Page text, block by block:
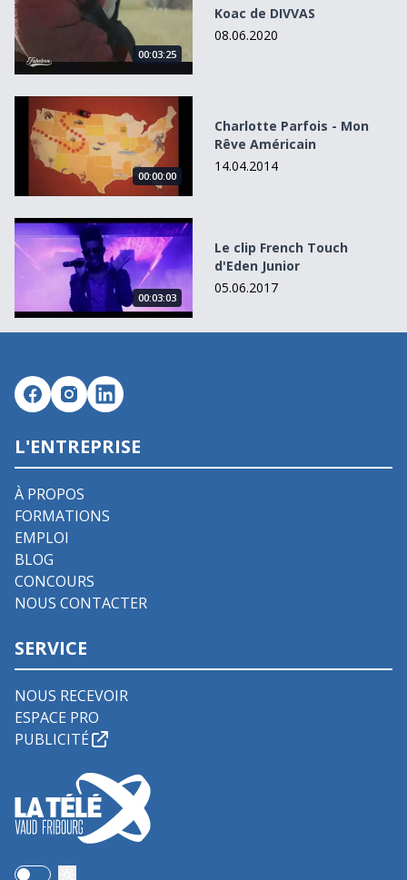
00:03:25
Koac de DIVVAS
08.06.2020
Charlotte Parfois - Mon Rêve Américain
00:00:00
Charlotte Parfois - Mon
Rêve Américain
14.04.2014
Le clip French Touch d&#039;Eden Junior
00:03:03
Le clip French Touch
d'Eden Junior
05.06.2017
L'ENTREPRISE
À PROPOS
FORMATIONS
EMPLOI
BLOG
CONCOURS
NOUS CONTACTER
SERVICE
NOUS RECEVOIR
ESPACE PRO
PUBLICITÉ